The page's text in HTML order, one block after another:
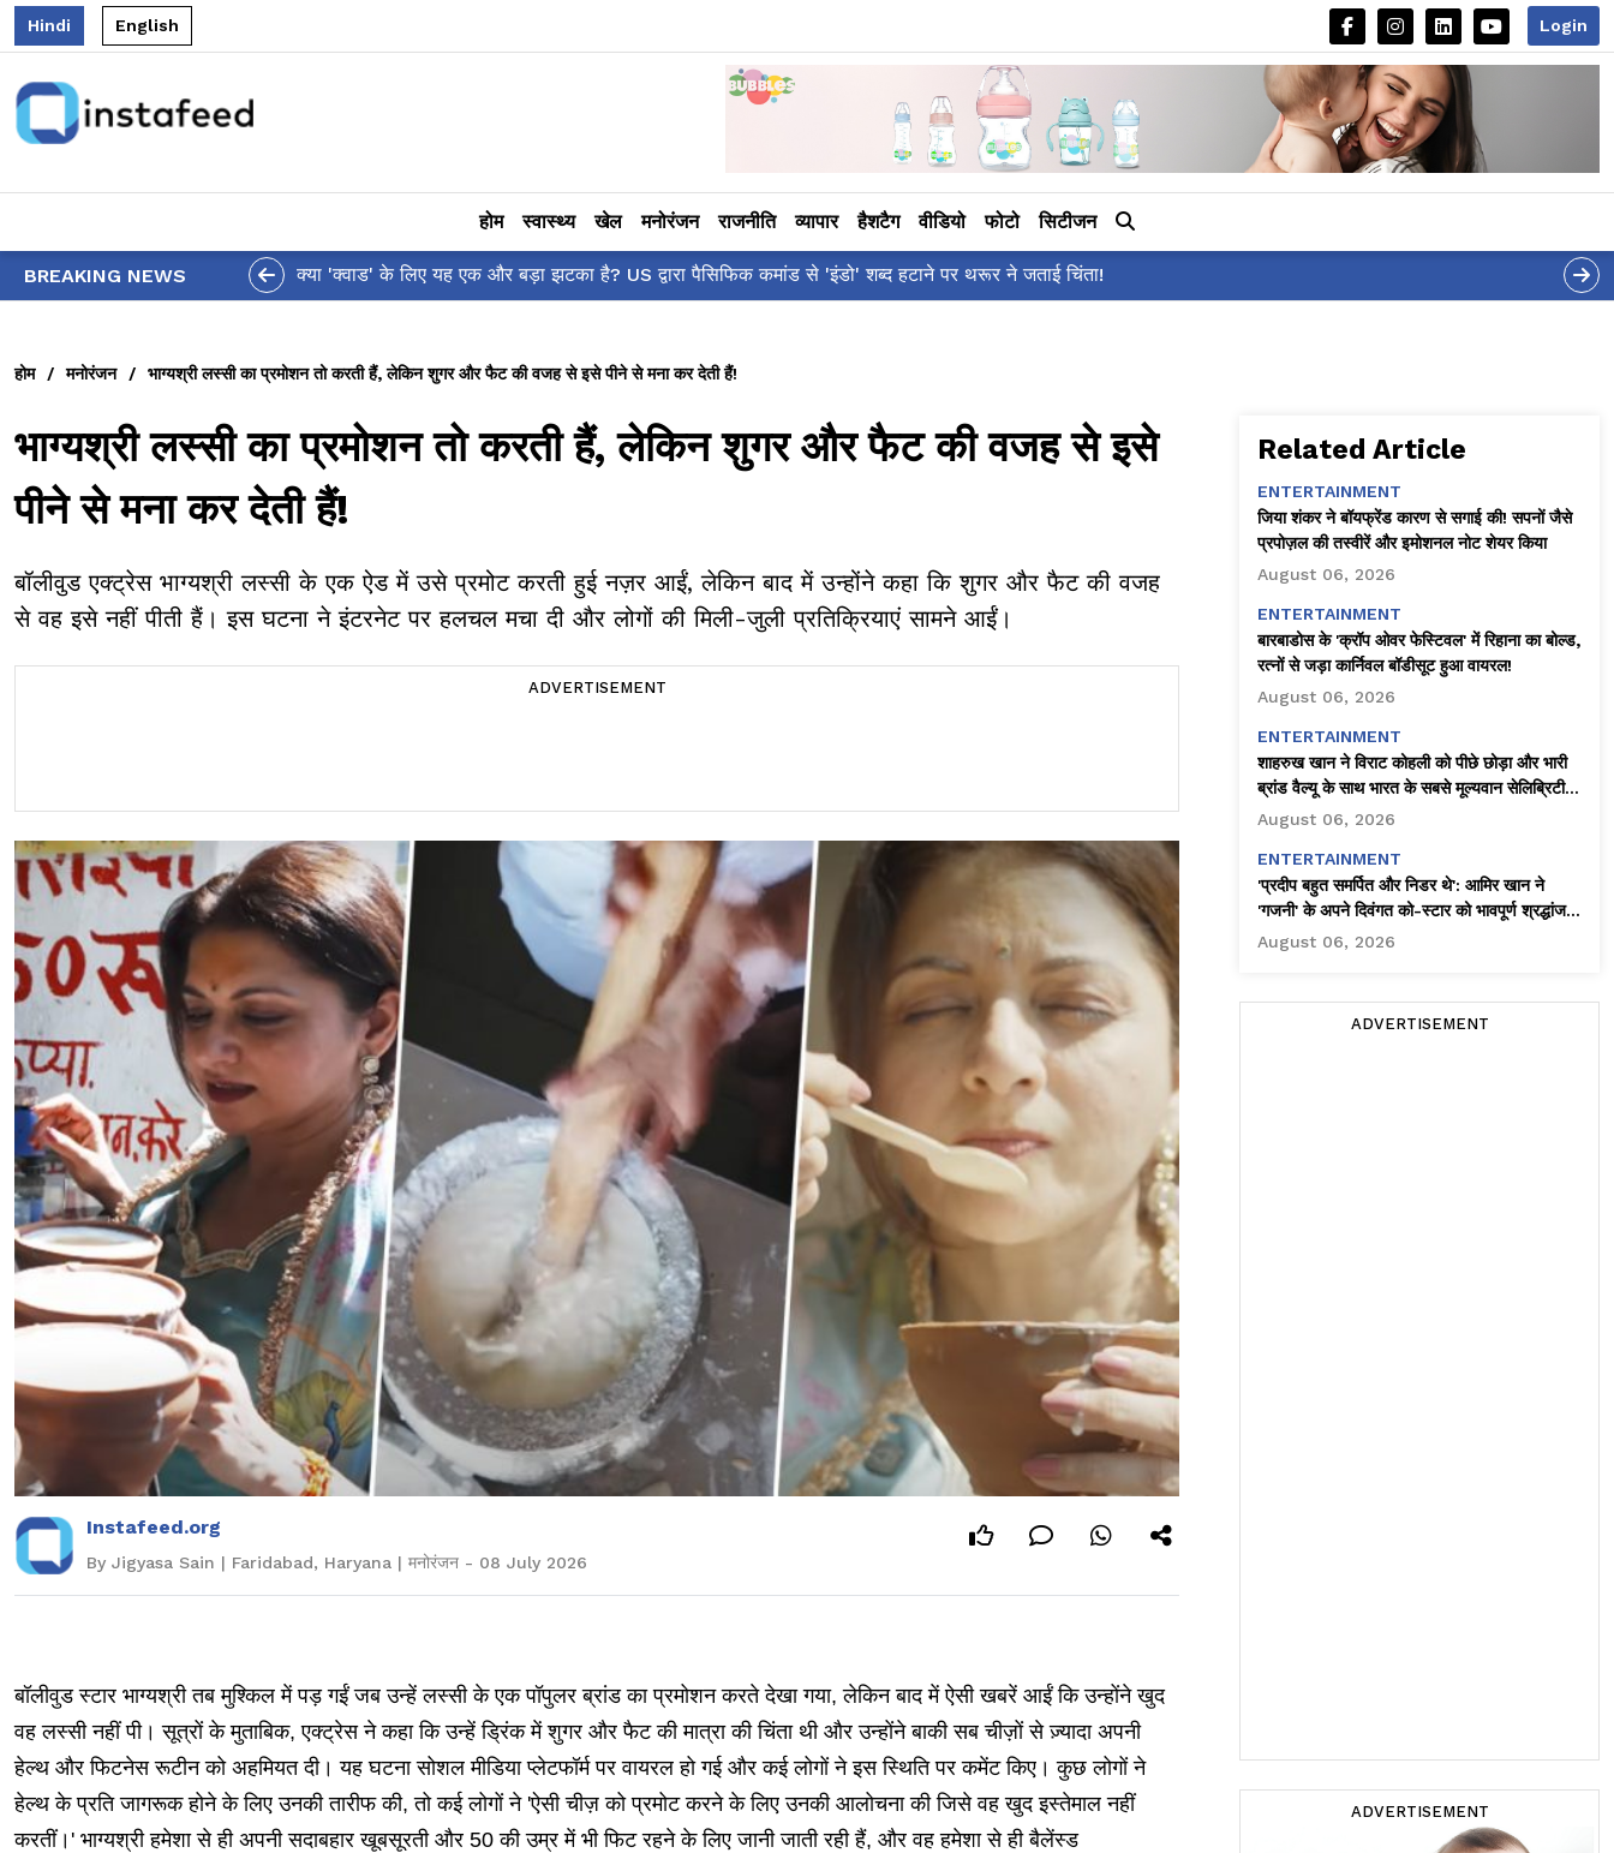
Hindi English Login
होम स्वास्थ्य खेल मनोरंजन राजनीति व्यापार हैशटैग वीडियो फोटो सिटीजन
BREAKING NEWS आलिया भट्ट का मज़ेदार 'शर्वरी कहाँ है?' पोस्ट, 'अल्फा' टीज़र पर उठे सवालों का मज़ाकिया जवाब!
होम / मनोरंजन / भाग्यश्री लस्सी का प्रमोशन तो करती हैं, लेकिन शुगर और फैट की वजह से इसे पीने से मना कर देती हैं!
भाग्यश्री लस्सी का प्रमोशन तो करती हैं, लेकिन शुगर और फैट की वजह से इसे
पीने से मना कर देती हैं!
बॉलीवुड एक्ट्रेस भाग्यश्री लस्सी के एक ऐड में उसे प्रमोट करती हुई नज़र आईं, लेकिन बाद में उन्होंने कहा कि शुगर और फैट की वजह
से वह इसे नहीं पीती हैं। इस घटना ने इंटरनेट पर हलचल मचा दी और लोगों की मिली-जुली प्रतिक्रियाएं सामने आईं।
ADVERTISEMENT
Instafeed.org
By Jigyasa Sain | Faridabad, Haryana | मनोरंजन - 08 July 2026
बॉलीवुड स्टार भाग्यश्री तब मुश्किल में पड़ गईं जब उन्हें लस्सी के एक पॉपुलर ब्रांड का प्रमोशन करते देखा गया, लेकिन बाद में ऐसी खबरें आईं कि उन्होंने खुद
वह लस्सी नहीं पी। सूत्रों के मुताबिक, एक्ट्रेस ने कहा कि उन्हें ड्रिंक में शुगर और फैट की मात्रा की चिंता थी और उन्होंने बाकी सब चीज़ों से ज़्यादा अपनी
हेल्थ और फिटनेस रूटीन को अहमियत दी। यह घटना सोशल मीडिया प्लेटफॉर्म पर वायरल हो गई और कई लोगों ने इस स्थिति पर कमेंट किए। कुछ लोगों ने
हेल्थ के प्रति जागरूक होने के लिए उनकी तारीफ की, तो कई लोगों ने 'ऐसी चीज़ को प्रमोट करने के लिए उनकी आलोचना की जिसे वह खुद इस्तेमाल नहीं
करतीं।' भाग्यश्री हमेशा से ही अपनी सदाबहार खूबसूरती और 50 की उम्र में भी फिट रहने के लिए जानी जाती रही हैं, और वह हमेशा से ही बैलेंस्ड
Related Article
ENTERTAINMENT
जिया शंकर ने बॉयफ्रेंड कारण से सगाई की! सपनों जैसे
प्रपोज़ल की तस्वीरें और इमोशनल नोट शेयर किया
August 06, 2026
ENTERTAINMENT
बारबाडोस के 'क्रॉप ओवर फेस्टिवल' में रिहाना का बोल्ड,
रत्नों से जड़ा कार्निवल बॉडीसूट हुआ वायरल!
August 06, 2026
ENTERTAINMENT
शाहरुख खान ने विराट कोहली को पीछे छोड़ा और भारी
ब्रांड वैल्यू के साथ भारत के सबसे मूल्यवान सेलिब्रिटी
बने!
August 06, 2026
ENTERTAINMENT
'प्रदीप बहुत समर्पित और निडर थे': आमिर खान ने
'गजनी' के अपने दिवंगत को-स्टार को भावपूर्ण श्रद्धांजलि
दी
August 06, 2026
ADVERTISEMENT
ADVERTISEMENT